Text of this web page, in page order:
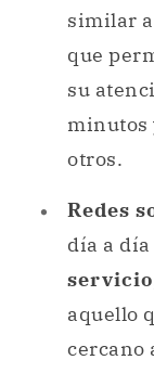
similar
que
su
minutos
otros.
Redes
día a
servicio
aquello
cercano